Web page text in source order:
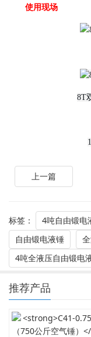
使用现场
8T
上一篇
标签： 4吨自由锻电
自由锻电液锤
4吨全液压自由锻电
推荐产品